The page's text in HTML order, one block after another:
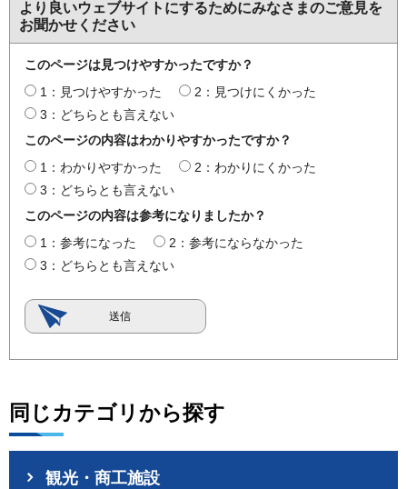
より良いウェブサイトにするためにみなさまのご意見を
お聞かせください
このページは見つけやすかったですか？
1：見つけやすかった
2：見つけにくかった
3：どちらとも言えない
このページの内容はわかりやすかったですか？
1：わかりやすかった
2：わかりにくかった
3：どちらとも言えない
このページの内容は参考になりましたか？
1：参考になった
2：参考にならなかった
3：どちらとも言えない
同じカテゴリから探す
観光・商工施設